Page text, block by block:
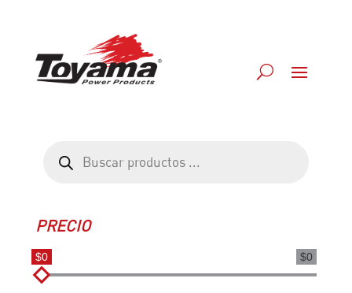
productos
PRECIO
$0
$0